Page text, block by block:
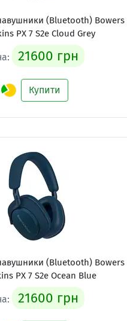
(Bluetooth) Bowers
PX 7 S2e Cloud Grey
21600 грн
Купити
(Bluetooth) Bowers
PX 7 S2e Ocean Blue
21600 грн